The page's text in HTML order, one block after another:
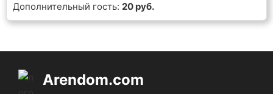
Дополнительный гость: 20 руб.
Arendom.com